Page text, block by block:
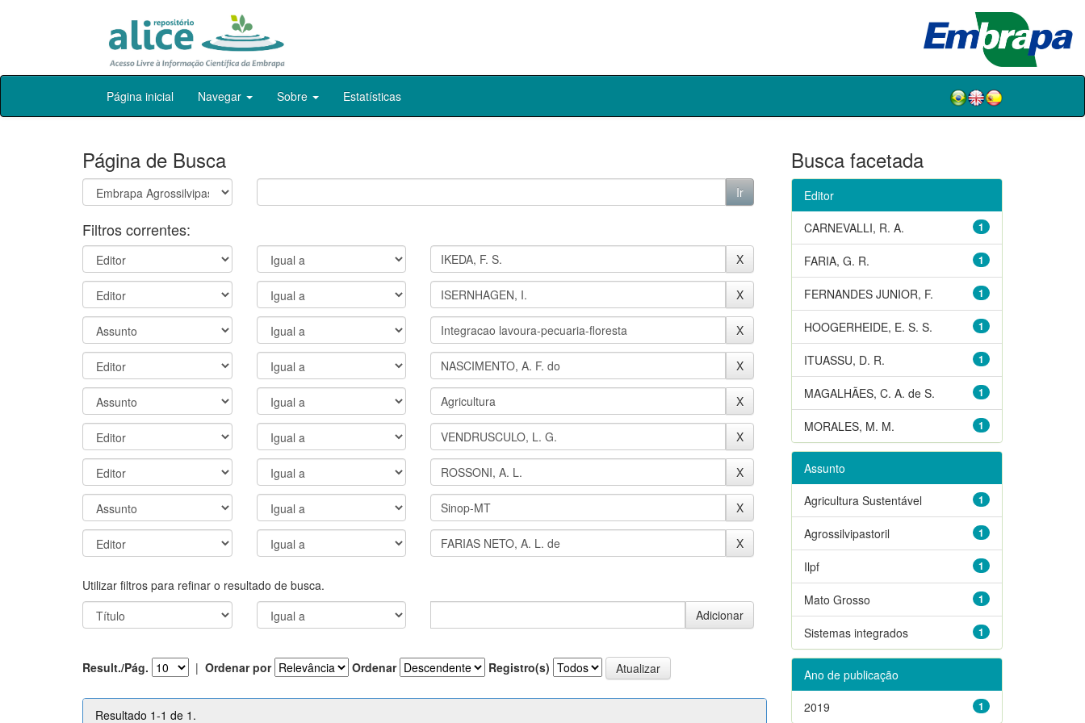
Skip
Página inicial Navegar Sobre Estatísticas
Página de Busca
Filtros correntes:
Utilizar filtros para refinar o resultado de busca.
Result./Pág. | Ordenar por Ordenar Registro(s)
Resultado 1-1 de 1.
Busca facetada
Editor
1
CARNEVALLI, R. A.
1
FARIA, G. R.
1
FERNANDES JUNIOR, F.
1
HOOGERHEIDE, E. S. S.
1
ITUASSU, D. R.
1
MAGALHÃES, C. A. de S.
1
MORALES, M. M.
Assunto
1
Agricultura Sustentável
1
Agrossilvipastoril
1
Ilpf
1
Mato Grosso
1
Sistemas integrados
Ano de publicação
1
2019